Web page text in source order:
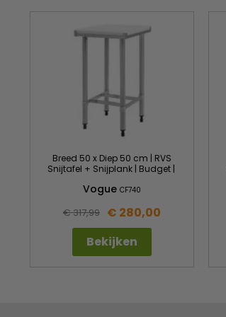
Breed 50 x Diep 50 cm | RVS
Snijtafel + Snijplank | Budget |
Vogue CF740
€ 317,99 € 280,00
Bekijken